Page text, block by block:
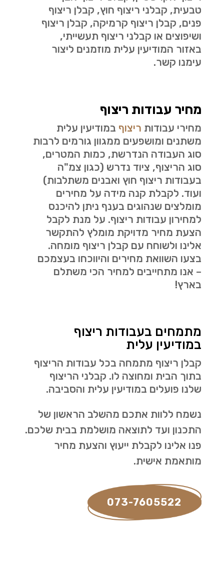
טבעית, קבלני ריצוף חוץ, קבלן ריצוף
פנים, קבלן ריצוף קרמיקה, קבלן ריצוף
ושיפוצים או קבלני ריצוף תעשייתי,
באזור המודיעין עלית מוזמנים ליצור
עימנו קשר.
מחיר עבודות ריצוף
מחירי עבודות ריצוף במודיעין עלית
משתנים ומושפעים ממגוון גורמים לרבות
סוג העבודה הנדרשת, כמות המטרים,
סוג הריצוף, ציוד נדרש (כגון צמ"ה
בעבודות ריצוף חוץ ואבנים משתלבות)
ועוד. לקבלת קנה מידה על מחירים
מומלצים שנהוגים בענף ניתן להיכנס
למחירון עבודות ריצוף. על מנת לקבל
הצעת מחיר מדויקת מומלץ להתקשר
אלינו ולשוחח עם קבלן ריצוף מומחה.
בצעו השוואת מחירים והיווכחו בעצמכם
– אנו מתחייבים למחיר הכי משתלם
בארץ!
מתמחים בעבודות ריצוף
במודיעין עלית
קבלן ריצוף מתמחה בכל עבודות הריצוף
בתוך הבית ומחוצה לו. קבלני הריצוף
שלנו פועלים במודיעין עלית והסביבה.
נשמח ללוות אתכם מהשלב הראשון של
התכנון ועד לתוצאה מושלמת בבית שלכם.
פנו אלינו לקבלת ייעוץ והצעת מחיר
מותאמת אישית.
073-7605522